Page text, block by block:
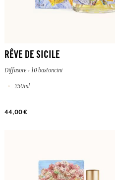
RÊVE DE SICILE
Diffusore + 10 bastoncini
250ml
44,00 €